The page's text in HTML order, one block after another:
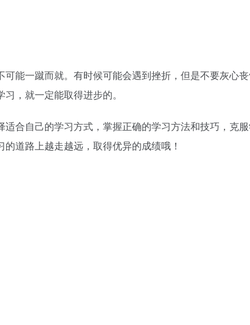
能一蹴而就。有时候可能会遇到挫折，但是不要灰心
，就一定能取得进步的。
合自己的学习方式，掌握正确的学习方法和技巧，克
道路上越走越远，取得优异的成绩哦！